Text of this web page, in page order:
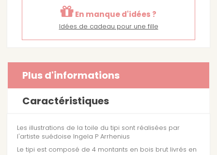
En manque d'idées ?
Idées de cadeau pour une fille
Plus d'informations
Caractéristiques
Les illustrations de la toile du tipi sont réalisées par
l'artiste suédoise Ingela P Arrhenius
Le tipi est composé de 4 montants en bois brut livrés en